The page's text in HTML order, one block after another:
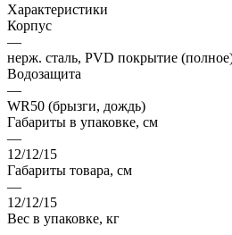
Характеристики
Корпус
—
нерж. сталь, PVD покрытие
Водозащита
—
WR50 (брызги, дождь)
Габариты в упаковке, см
—
12/12/15
Габариты товара, см
—
12/12/15
Вес в упаковке, кг